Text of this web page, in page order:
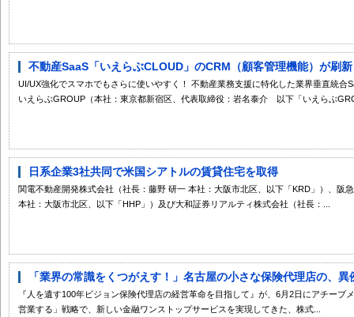
不動産SaaS「いえらぶCLOUD」のCRM（顧客管理機能）が刷
UI/UX強化でスマホでもさらに使いやすく！ 不動産業務支援に特化した業界垂直統合
いえらぶGROUP（本社：東京都新宿区、代表取締役：岩名泰介 以下「いえらぶ
日系企業3社共同で米国シアトルの賃貸住宅を取得
関電不動産開発株式会社（社長：藤野 研一 本社：大阪市北区、以下「KRD」）、阪
本社：大阪市北区、以下「HHP」）及び大和証券リアルティ株式会社（社長：...
「業界の常識をくつがえす！」名古屋の小さな保険代理店の、
『人を遺す100年ビジョン保険代理店の経営革命を目指して』が、6月2日にアチーブ
営業する」戦略で、新しい金融ワンストップサービスを実現してきた、株式...